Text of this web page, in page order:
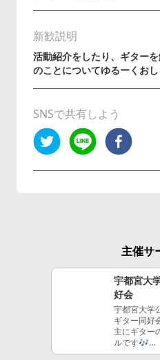
新歓説明
活動紹介をしたり、ギター
のことについてゆるーくお
SNSで共有しよう
主催サ
宇都宮大
好会
宇都宮大学
ギター同好
主にギター
ルです🎶
活動は週に